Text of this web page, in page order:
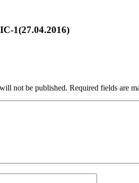
1(27.04.2016)
not be published. Required fields are